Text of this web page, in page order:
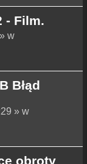
- Film.
w
Błąd
» w
obroty